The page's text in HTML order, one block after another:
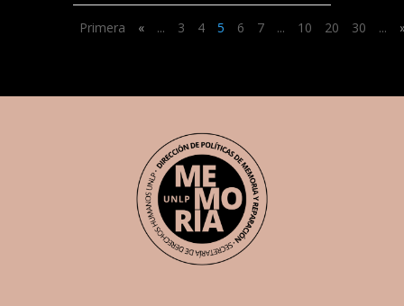
Primera « ... 3 4 5 6 7 ... 10 20 30 ...